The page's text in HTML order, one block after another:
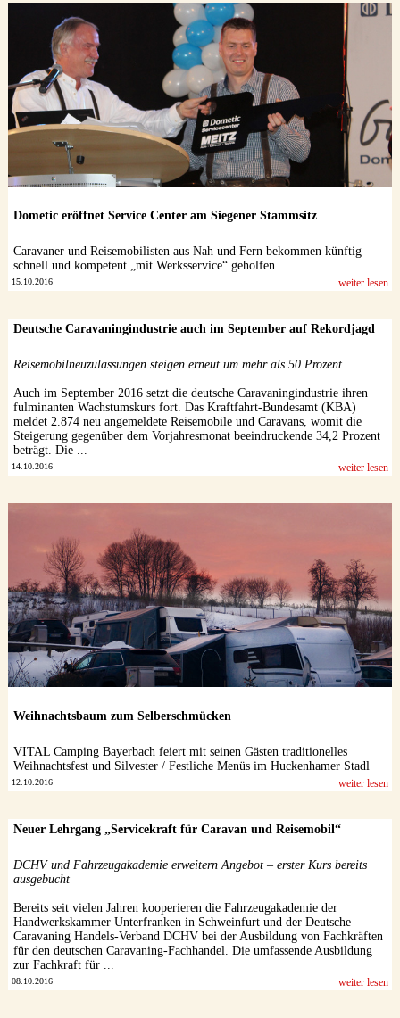
Dometic eröffnet Service Center am Siegener Stammsitz
Caravaner und Reisemobilisten aus Nah und Fern bekommen künftig
schnell und kompetent „mit Werksservice“ geholfen
15.10.2016 weiter lesen
Deutsche Caravaningindustrie auch im September auf Rekordjagd
Reisemobilneuzulassungen steigen erneut um mehr als 50 Prozent
Auch im September 2016 setzt die deutsche Caravaningindustrie ihren
fulminanten Wachstumskurs fort. Das Kraftfahrt-Bundesamt (KBA)
meldet 2.874 neu angemeldete Reisemobile und Caravans, womit die
Steigerung gegenüber dem Vorjahresmonat beeindruckende 34,2 Prozent
beträgt. Die ...
14.10.2016 weiter lesen
Weihnachtsbaum zum Selberschmücken
VITAL Camping Bayerbach feiert mit seinen Gästen traditionelles
Weihnachtsfest und Silvester / Festliche Menüs im Huckenhamer Stadl
12.10.2016 weiter lesen
Neuer Lehrgang „Servicekraft für Caravan und Reisemobil“
DCHV und Fahrzeugakademie erweitern Angebot – erster Kurs bereits
ausgebucht
Bereits seit vielen Jahren kooperieren die Fahrzeugakademie der
Handwerkskammer Unterfranken in Schweinfurt und der Deutsche
Caravaning Handels-Verband DCHV bei der Ausbildung von Fachkräften
für den deutschen Caravaning-Fachhandel. Die umfassende Ausbildung
zur Fachkraft für ...
08.10.2016 weiter lesen